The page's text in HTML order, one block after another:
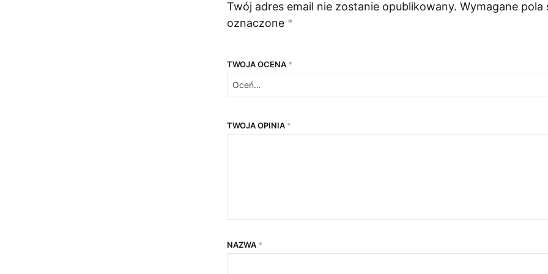
Twój adres email nie zostanie opublikowany. Wymagane pola
oznaczone *
TWOJA OCENA *
TWOJA OPINIA *
NAZWA *